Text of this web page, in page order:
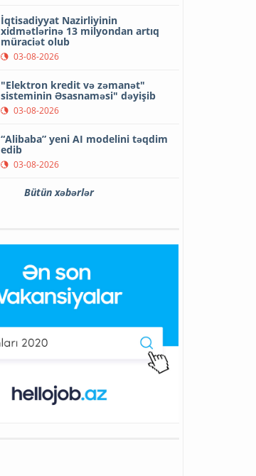
İqtisadiyyat Nazirliyinin
xidmətlərinə 13 milyondan artıq
müraciət olub
03-08-2026
"Elektron kredit və zəmanət"
sisteminin Əsasnaməsi" dəyişib
03-08-2026
“Alibaba” yeni AI modelini təqdim
edib
03-08-2026
Bütün xəbərlər